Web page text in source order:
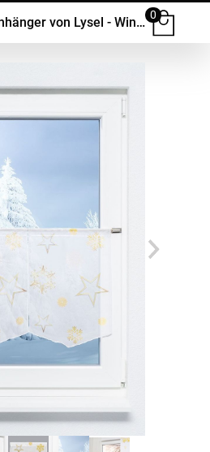
2er SET Scheibenhänger von Lysel - Wintersterne #1W
0